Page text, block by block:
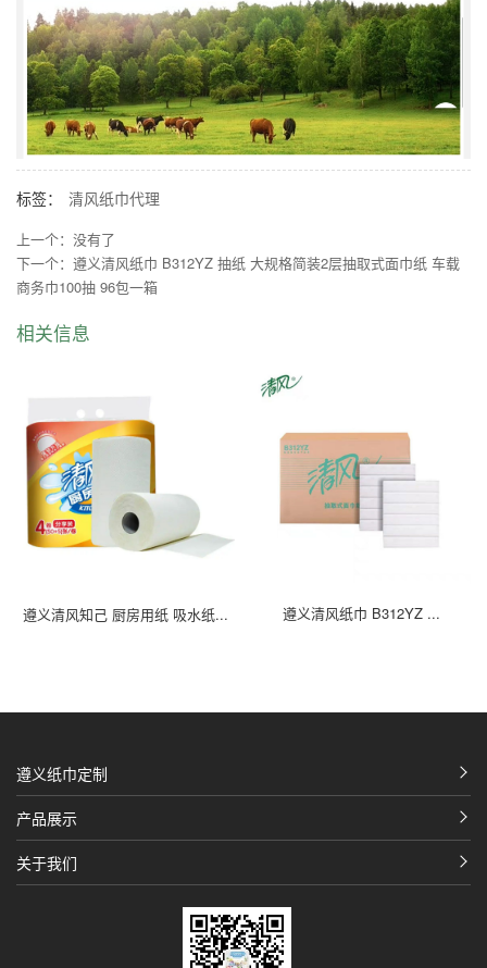
标签： 清风纸巾代理
上一个：没有了
下一个： 遵义清风纸巾 B312YZ 抽纸 大规格简装2层抽取式面巾纸 车载
商务巾100抽 96包一箱
相关信息
遵义清风知己 厨房用纸 吸水纸... 遵义清风纸巾 B312YZ ...
遵义纸巾定制
产品展示
关于我们